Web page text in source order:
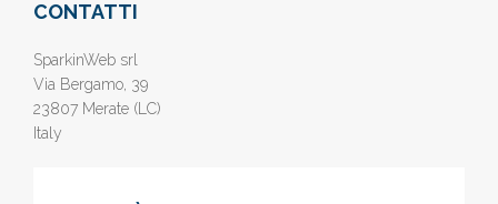
CONTATTI
SparkinWeb srl
Via Bergamo, 39
23807 Merate (LC)
Italy